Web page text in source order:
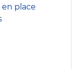
place